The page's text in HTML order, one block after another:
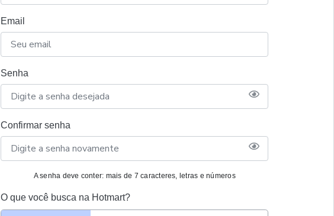
Email
Senha
Confirmar senha
A senha deve conter: mais de 7 caracteres, letras e números
O que você busca na Hotmart?